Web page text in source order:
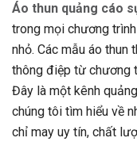
Áo thun quảng cáo
trong mọi chương
nhỏ. Các mẫu áo thun
thông điệp từ chương
Đây là một kênh
chúng tôi tìm hiểu về
chỉ may uy tín, chất